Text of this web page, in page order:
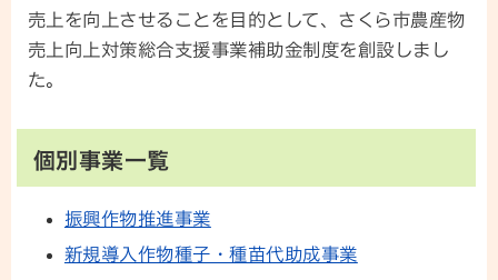
売上を向上させることを目的として、さくら市農産物
売上向上対策総合支援事業補助金制度を創設しまし
た。
個別事業一覧
振興作物推進事業
新規導入作物種子・種苗代助成事業